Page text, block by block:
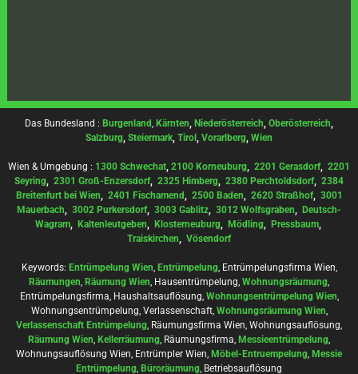
Das Bundesland : Burgenland, Kärnten, Niederösterreich, Oberösterreich,
Salzburg, Steiermark, Tirol , Vorarlberg, Wien
Wien & Umgebung : 1300 Schwechat, 2100 Korneuburg, 2201 Gerasdorf, 2201
Seyring, 2301 Groß-Enzersdorf, 2325 Himberg, 2380 Perchtoldsdorf, 2384
Breitenfurt bei Wien, 2401 Fischamend, 2500 Baden, 2620 Straßhof, 3001
Mauerbach, 3002 Purkersdorf, 3003 Gablitz, 3012 Wolfsgraben, Deutsch-
Wagram, Kaltenleutgeben, Klosterneuburg, Mödling, Pressbaum,
Traiskirchen, Vösendorf
Keywords: Entrümpelung Wien, Entrümpelung, Entrümpelungsfirma Wien,
Räumungen, Räumung Wien, Hausentrümpelung, Wohnungsräumung,
Entrümpelungsfirma, Haushaltsauflösung, Wohnungsentrümpelung Wien,
Wohnungsentrümpelung, Verlassenschaft, Wohnungsräumung Wien,
Verlassenschaft Entrümpelung, Räumungsfirma Wien, Wohnungsauflösung,
Räumung Wien, Kellerräumung, Räumungsfirma, Messieentrümpelung,
Wohnungsauflösung Wien, Entrümpler Wien, Möbel-Entruempelung, Messie
Entrümpelung, Büroräumung, Betriebsauflösung